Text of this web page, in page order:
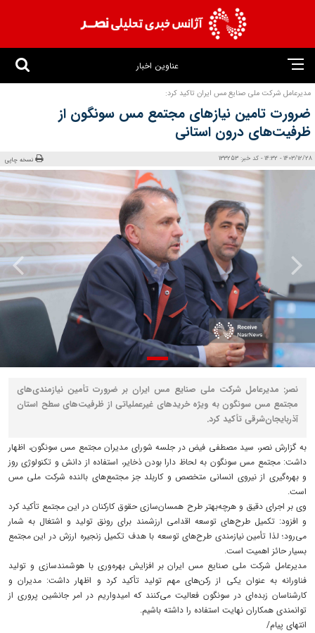
عناوین اخبار
مدیرعامل شرکت ملی صنایع مس ایران تاکید کرد:
ضرورت تامین نیازهای مجتمع مس سونگون از
ظرفیت‌های درون استانی
1403/12/28 - 14:32 - کد خبر: 133253 نسخه چاپی
نصر: مدیرعامل شرکت ملی صنایع مس ایران بر ضرورت تأمین نیازمندی‌های
مجتمع مس سونگون به ویژه خریدهای غیرعملیاتی از ظرفیت‌های سطح استان
آذربایجان‌شرقی تأکید کرد.
به گزارش نصر، سید مصطفی فیض در جلسه شورای مدیران مجتمع مس سونگون، اظهار
داشت: مجتمع مس سونگون به لحاظ دارا بودن ذخایر، استفاده از دانش و تکنولوژی روز
و بهره‌گیری از نیروی انسانی متخصص و کاربلد جز مجتمع‌های بالنده شرکت ملی مس
است.
وی بر اجرای دقیق و هرچه‌بهتر طرح همسان‌سازی حقوق کارکنان در این مجتمع تأکید کرد
و افزود: تکمیل طرح‌های توسعه اقدامی ارزشمند برای رونق تولید و اشتغال به شمار
می‌رود؛ لذا تأمین نیازمندی‌ طرح‌های توسعه‌ با هدف تکمیل زنجیره ارزش در این مجتمع
بسیار حائز اهمیت است.
مدیرعامل شرکت ملی صنایع مس ایران بر افزایش بهره‌وری با هوشمندسازی و تولید
فناورانه به عنوان یکی از رکن‌های مهم تولید تأکید کرد و اظهار داشت: مدیران و
کارشناسان زبده‌ای در سونگون فعالیت می‌کنند که امیدواریم در امر جانشین پروری از
توانمندی همکاران نهایت استفاده را داشته باشیم.
انتهای پیام/